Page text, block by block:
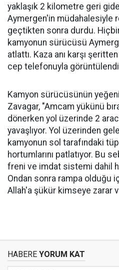
yaklaşık 2 kilometre geri
Aymergen'in müdahalesiyle
geçtikten sonra durdu.
kamyonun sürücüsü
atlattı. Kaza anı karşı
cep telefonuyla
Kamyon sürücüsünün
Zavagar, "Amcam yükünü
dönerken yol üzerinde 2
yavaşlıyor. Yol üzerinden
kamyonun sol tarafındaki
hortumlarını patlatıyor. Bu
freni ve imdat sistemi dahil
Ondan sonra rampa olduğu
Allah'a şükür kimseye zarar
HABERE YORUM KAT